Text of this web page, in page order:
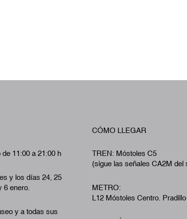
11:00 a 21:00 h
y los días 24, 25
6 enero.
y a todas sus
CÓMO LLEGAR
TREN: Móstoles C5
(sigue las señales CA2M del
METRO:
L12 Móstoles Centro. Pradillo